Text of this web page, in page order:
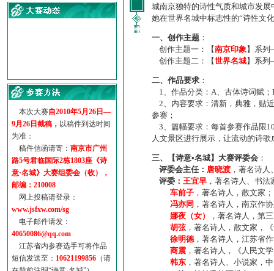
·【诗意·名城】地铁展示作...
诗意名城·地铁时间
地铁完美呈现【诗意·名城...
参赛作品多达5000多首
“诗意·名城”晒诗会
特别通知--致广大诗词爱好...
本次大赛自2010年5月26日—
9月26日截稿， 以稿件到达时间
为准：
稿件信函请寄： 南京市广州
路5号君临国际2栋1803座《诗
意·名城》大赛组委会（收），
邮编：210008
网上投稿请登录：
www.jsfxw.com/sg
电子邮件请发：
40650086@qq.com
江苏省内参赛选手可将作品
短信发送至： 10621199856 （请
城南京独特的诗性气质和城市发
她在世界名城中标志性的“诗性文
一、创作主题 ：
创作主题一：【南京印象】系
创作主题二：【世界名城】系
二、作品要求 ：
1、作品分类：A、古体诗词赋；
2、内容要求：清新，典雅，贴
参赛；
3、篇幅要求：每首参赛作品限
人文景区进行展示，让流动的诗
三、【诗意•名城】大赛评委会 ：
评委会主任： 唐晓渡 ，著名诗
评委： 王宜早 ，著名诗人、书
车前子 ，著名诗人，散文家；
冯亦同 ，著名诗人，南京作
娜夜（女）
，著名诗人，第
胡弦，著名诗人，散文家，
徐明德，著名诗人，江苏省
商震 ，著名诗人，《人民文
韩东 ，著名诗人、小说家，